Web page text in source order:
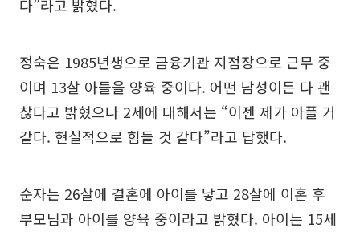
다”라고 밝혔다.
정숙은 1985년생으로 금융기관 지점장으로 근무 중
이며 13살 아들을 양육 중이다. 어떤 남성이든 다 괜
찮다고 밝혔으나 2세에 대해서는 “이젠 제가 아플 거
같다. 현실적으로 힘들 것 같다”라고 답했다.
순자는 26살에 결혼에 아이를 낳고 28살에 이혼 후
부모님과 아이를 양육 중이라고 밝혔다. 아이는 15세